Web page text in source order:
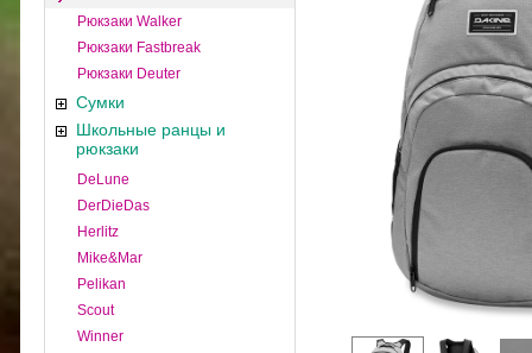
Рюкзаки Walker
Рюкзаки Fastbreak
Рюкзаки Deuter
Сумки
Школьные ранцы и
рюкзаки
DeLune
DerDieDas
Herlitz
Mike&Mar
Pelikan
Scout
Winner